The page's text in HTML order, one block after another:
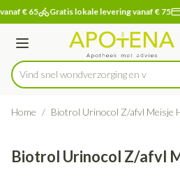
Ga naar de inhoud
1 van 1
€ 65 Gratis lokale levering vanaf € 75
Menu
Product, merk, categorie...
Vind snel wondverzorg
Home / Biotrol Urinocol Z/afvl Meisje
Biotrol Urinocol Z/afvl